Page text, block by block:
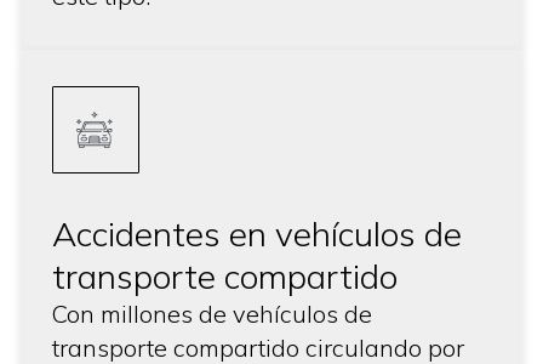
Accidentes en vehículos de
transporte compartido
Con millones de vehículos de
transporte compartido circulando por